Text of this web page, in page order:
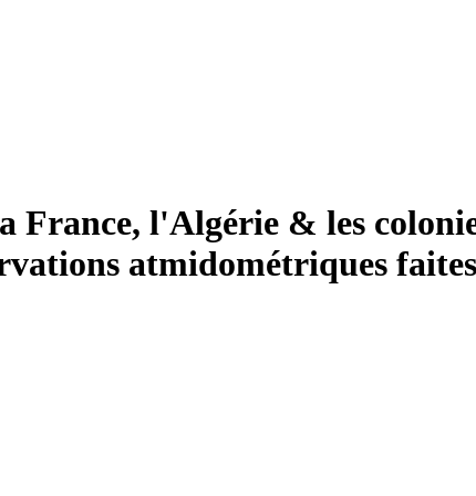
France, l'Algérie & les
atmidométriques